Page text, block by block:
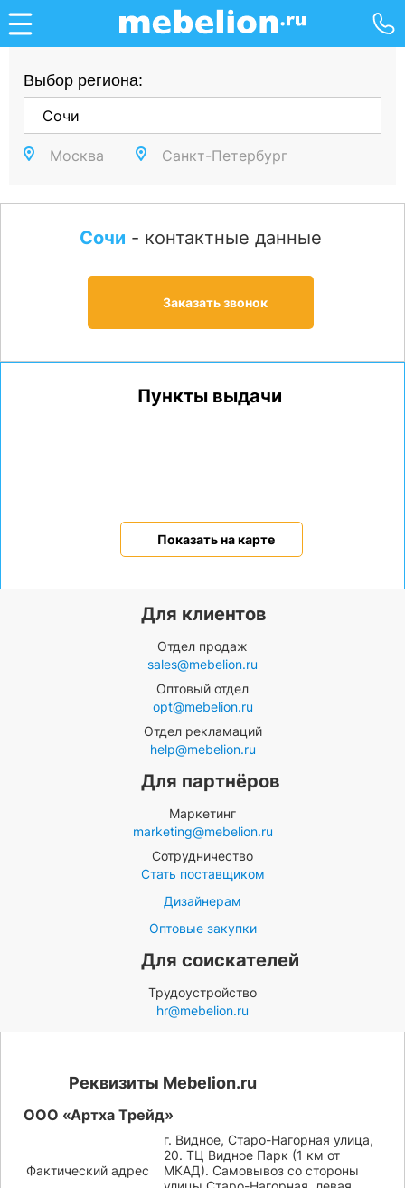
Выбор региона:
Москва Санкт-Петербург
Сочи - контактные данные
Заказать звонок
Пункты выдачи
Показать на карте
Для клиентов
Отдел продаж
sales@mebelion.ru
Оптовый отдел
opt@mebelion.ru
Отдел рекламаций
help@mebelion.ru
Для партнёров
Маркетинг
marketing@mebelion.ru
Сотрудничество
Стать поставщиком
Дизайнерам
Оптовые закупки
Для соискателей
Трудоустройство
hr@mebelion.ru
Реквизиты Mebelion.ru
ООО «Артха Трейд»
Фактический адрес
г. Видное, Старо-Нагорная улица,
20. ТЦ Видное Парк (1 км от
МКАД). Самовывоз со стороны